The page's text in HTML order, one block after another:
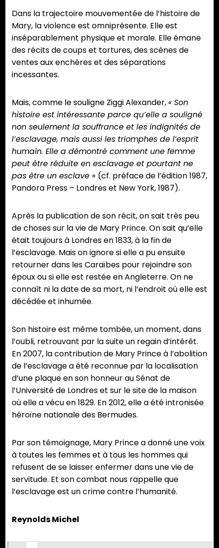
Dans la trajectoire mouvementée de l’histoire de
Mary, la violence est omniprésente. Elle est
inséparablement physique et morale. Elle émane
des récits de coups et tortures, des scènes de
ventes aux enchères et des séparations
incessantes.
Mais, comme le souligne Ziggi Alexander,« Son
histoire est intéressante parce qu’elle a souligné
non seulement la souffrance et les indignités de
l’esclavage, mais aussi les triomphes de l’esprit
humain. Elle a démontré comment une femme
peut être réduite en esclavage et pourtant ne
pas être un esclave » (cf. préface de l’édition 1987,
Pandora Press – Londres et New York, 1987).
Après la publication de son récit, on sait très peu
de choses sur la vie de Mary Prince. On sait qu’elle
était toujours à Londres en 1833, à la fin de
l’esclavage. Mais on ignore si elle a pu ensuite
retourner dans les Caraïbes pour rejoindre son
époux ou si elle est restée en Angleterre. On ne
connaît ni la date de sa mort, ni l’endroit où elle est
décédée et inhumée.
Son histoire est même tombée, un moment, dans
l’oubli, retrouvant par la suite un regain d’intérêt.
En 2007, la contribution de Mary Prince à l’abolition
de l’esclavage a été reconnue par la localisation
d’une plaque en son honneur au Sénat de
l’Université de Londres et sur le site de la maison
où elle a vécu en 1829. En 2012, elle a été intronisée
héroïne nationale des Bermudes.
Par son témoignage, Mary Prince a donné une voix
à toutes les femmes et à tous les hommes qui
refusent de se laisser enfermer dans une vie de
servitude. Et son combat nous rappelle que
l’esclavage est un crime contre l’humanité.
Reynolds Michel